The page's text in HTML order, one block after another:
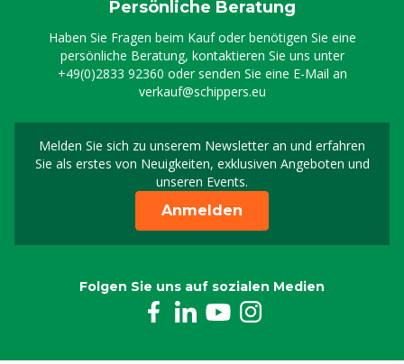
Persönliche Beratung
Haben Sie Fragen beim Kauf oder benötigen Sie eine
persönliche Beratung, kontaktieren Sie uns unter
+49(0)2833 92360 oder senden Sie eine E-Mail an
verkauf@schippers.eu
Melden Sie sich zu unserem Newsletter an und erfahren
Sie als erstes von Neuigkeiten, exklusiven Angeboten und
unseren Events.
Melden Sie sich für
Anmelden
Folgen Sie uns auf sozialen Medien